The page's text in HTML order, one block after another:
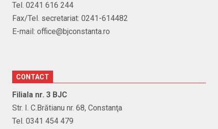
Tel. 0241 616 244
Fax/Tel. secretariat: 0241-614482
E-mail: office@bjconstanta.ro
CONTACT
Filiala nr. 3 BJC
Str. I. C.Brătianu nr. 68, Constanţa
Tel. 0341 454 479